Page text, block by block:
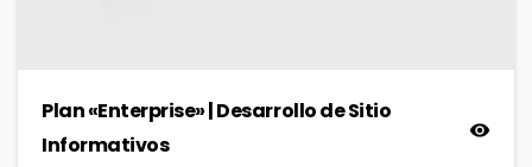
Plan «Enterprise» | Desarrollo de Sitio
Informativos